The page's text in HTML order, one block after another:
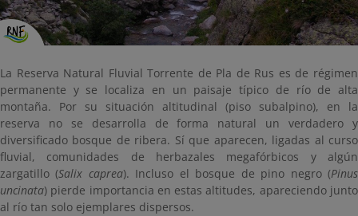
La Reserva Natural Fluvial Torrente de Pla de Rus es de régimen
permanente y se localiza en un paisaje típico de río de alta
montaña. Por su situación altitudinal (piso subalpino), en la
reserva no se desarrolla de forma natural un verdadero y
diversificado bosque de ribera. Sí que aparecen, ligadas al curso
fluvial, comunidades de herbazales megafórbicos y algún
zargatillo (Salix caprea). Incluso el bosque de pino negro (Pinus
uncinata) pierde importancia en estas altitudes, apareciendo junto
al río tan solo ejemplares dispersos.